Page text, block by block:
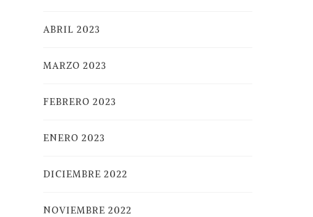
ABRIL 2023
MARZO 2023
FEBRERO 2023
ENERO 2023
DICIEMBRE 2022
NOVIEMBRE 2022